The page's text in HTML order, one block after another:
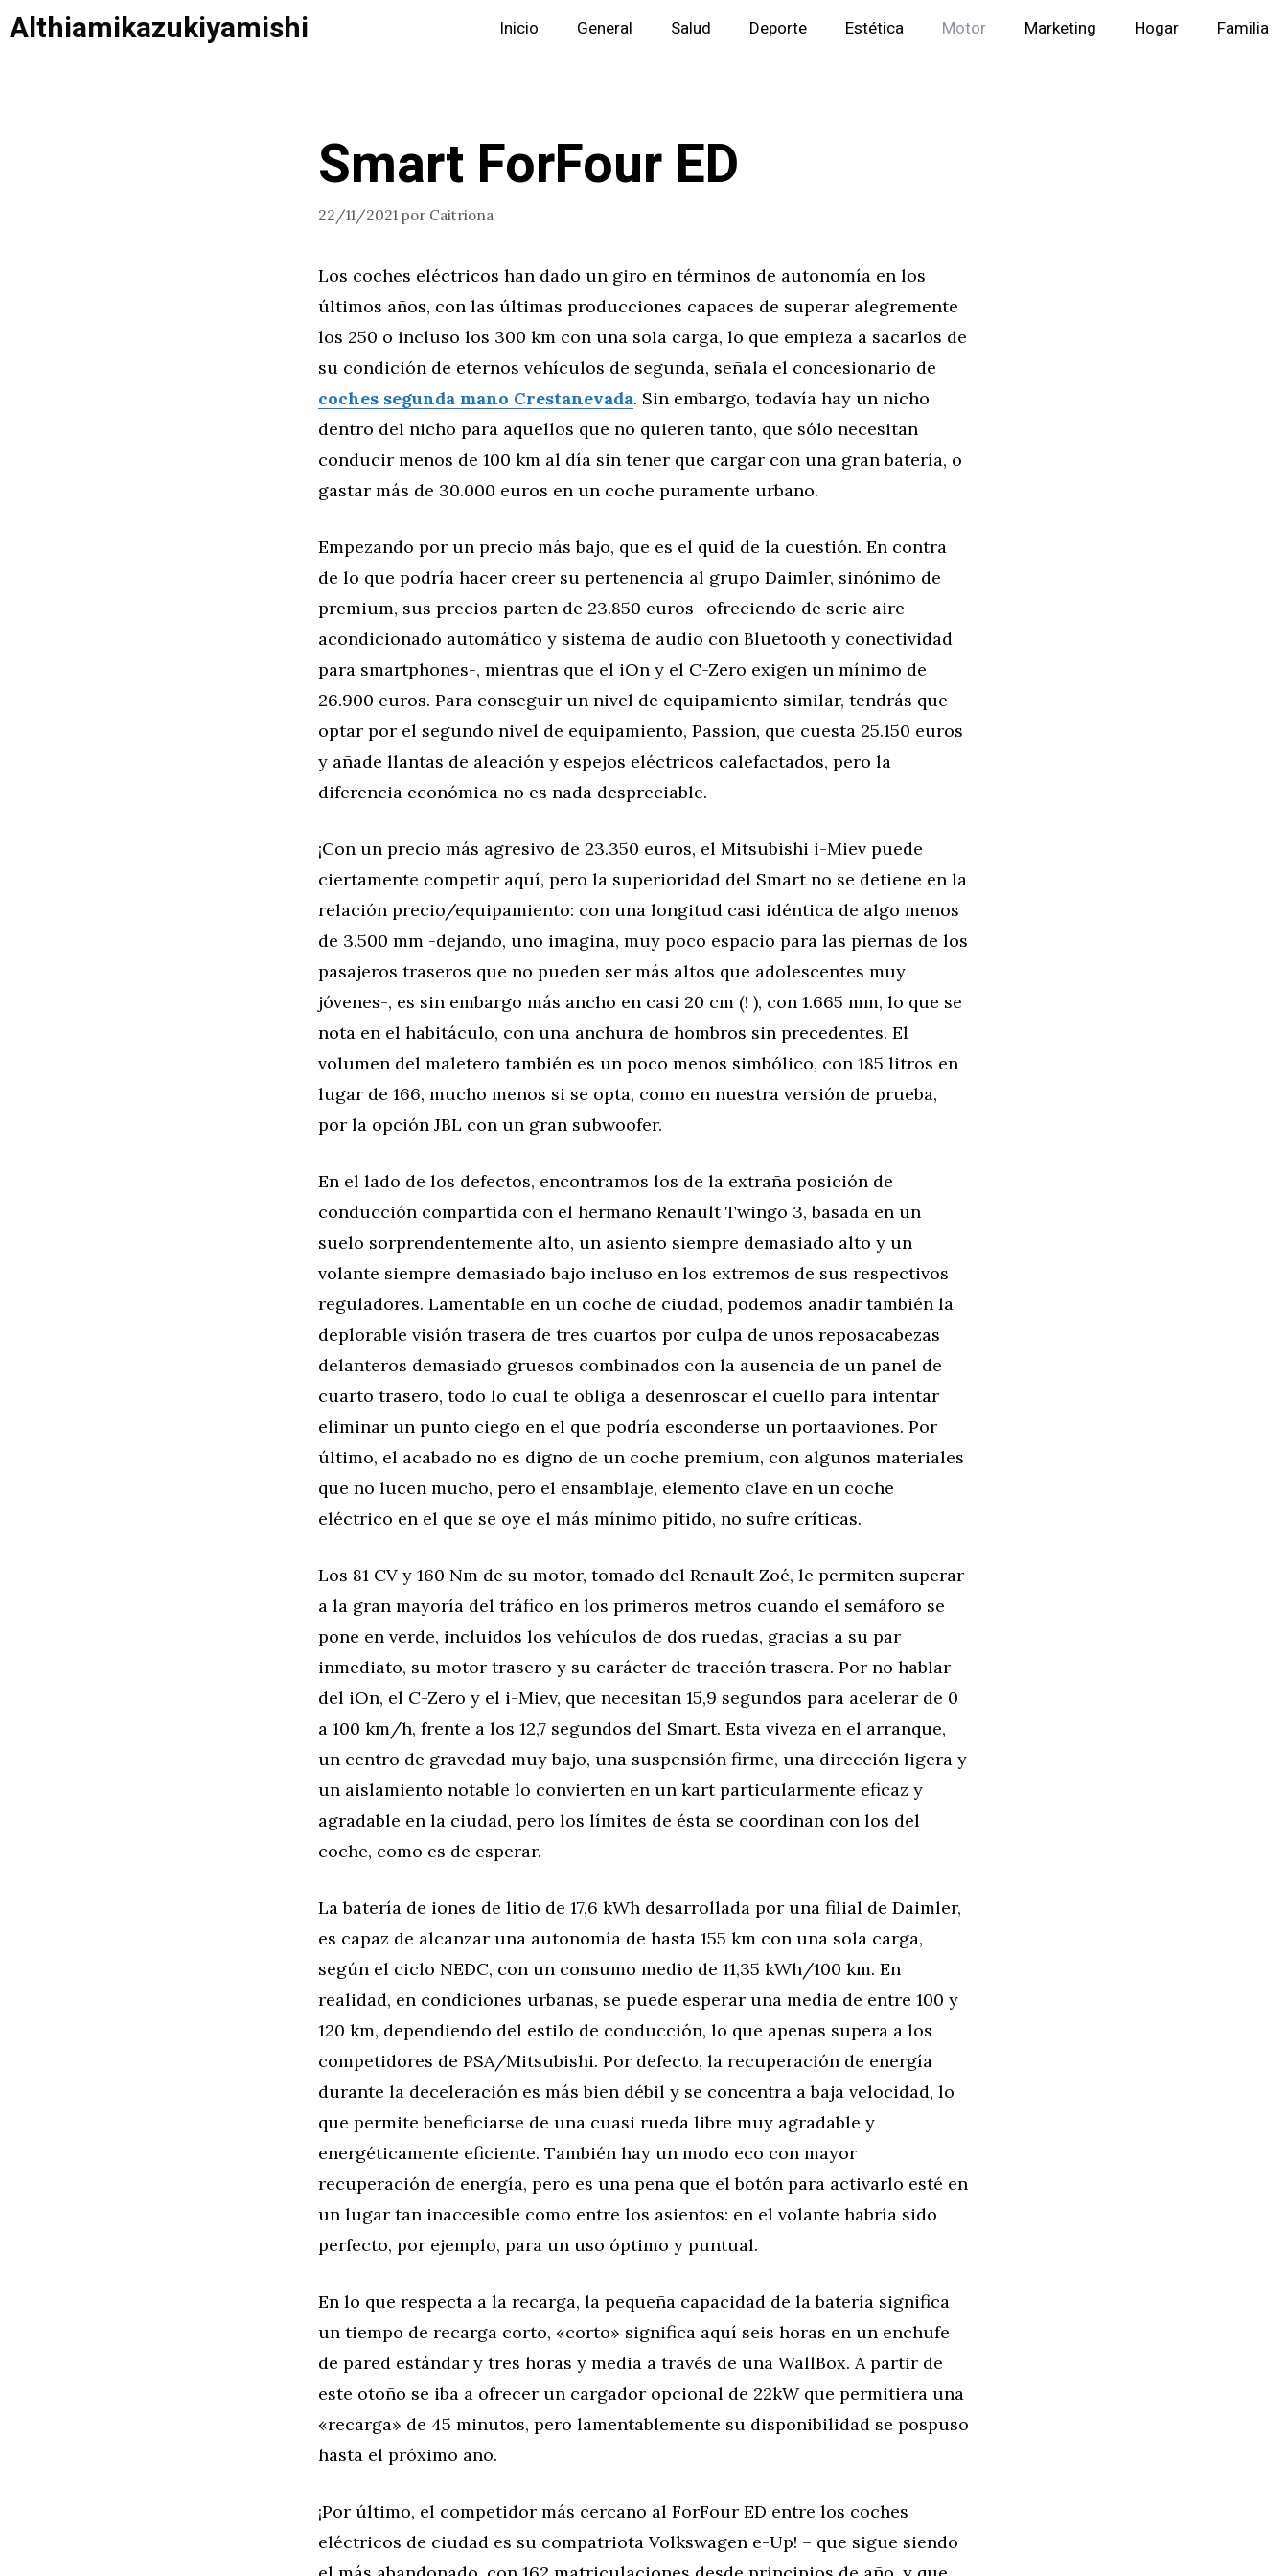
Saltar
alAlthiamikazukiyamishi Inicio General Salud Deporte Estética Motor Marketing Hogar Familia
Smart ForFour ED
22/11/2021 por Caitriona
Los coches eléctricos han dado un giro en términos de autonomía en los
últimos años, con las últimas producciones capaces de superar alegremente
los 250 o incluso los 300 km con una sola carga, lo que empieza a sacarlos de
su condición de eternos vehículos de segunda, señala el concesionario de
coches segunda mano Crestanevada. Sin embargo, todavía hay un nicho
dentro del nicho para aquellos que no quieren tanto, que sólo necesitan
conducir menos de 100 km al día sin tener que cargar con una gran batería, o
gastar más de 30.000 euros en un coche puramente urbano.
Empezando por un precio más bajo, que es el quid de la cuestión. En contra
de lo que podría hacer creer su pertenencia al grupo Daimler, sinónimo de
premium, sus precios parten de 23.850 euros -ofreciendo de serie aire
acondicionado automático y sistema de audio con Bluetooth y conectividad
para smartphones-, mientras que el iOn y el C-Zero exigen un mínimo de
26.900 euros. Para conseguir un nivel de equipamiento similar, tendrás que
optar por el segundo nivel de equipamiento, Passion, que cuesta 25.150 euros
y añade llantas de aleación y espejos eléctricos calefactados, pero la
diferencia económica no es nada despreciable.
¡Con un precio más agresivo de 23.350 euros, el Mitsubishi i-Miev puede
ciertamente competir aquí, pero la superioridad del Smart no se detiene en la
relación precio/equipamiento: con una longitud casi idéntica de algo menos
de 3.500 mm -dejando, uno imagina, muy poco espacio para las piernas de los
pasajeros traseros que no pueden ser más altos que adolescentes muy
jóvenes-, es sin embargo más ancho en casi 20 cm (! ), con 1.665 mm, lo que se
nota en el habitáculo, con una anchura de hombros sin precedentes. El
volumen del maletero también es un poco menos simbólico, con 185 litros en
lugar de 166, mucho menos si se opta, como en nuestra versión de prueba,
por la opción JBL con un gran subwoofer.
En el lado de los defectos, encontramos los de la extraña posición de
conducción compartida con el hermano Renault Twingo 3, basada en un
suelo sorprendentemente alto, un asiento siempre demasiado alto y un
volante siempre demasiado bajo incluso en los extremos de sus respectivos
reguladores. Lamentable en un coche de ciudad, podemos añadir también la
deplorable visión trasera de tres cuartos por culpa de unos reposacabezas
delanteros demasiado gruesos combinados con la ausencia de un panel de
cuarto trasero, todo lo cual te obliga a desenroscar el cuello para intentar
eliminar un punto ciego en el que podría esconderse un portaaviones. Por
último, el acabado no es digno de un coche premium, con algunos materiales
que no lucen mucho, pero el ensamblaje, elemento clave en un coche
eléctrico en el que se oye el más mínimo pitido, no sufre críticas.
Los 81 CV y 160 Nm de su motor, tomado del Renault Zoé, le permiten superar
a la gran mayoría del tráfico en los primeros metros cuando el semáforo se
pone en verde, incluidos los vehículos de dos ruedas, gracias a su par
inmediato, su motor trasero y su carácter de tracción trasera. Por no hablar
del iOn, el C-Zero y el i-Miev, que necesitan 15,9 segundos para acelerar de 0
a 100 km/h, frente a los 12,7 segundos del Smart. Esta viveza en el arranque,
un centro de gravedad muy bajo, una suspensión firme, una dirección ligera y
un aislamiento notable lo convierten en un kart particularmente eficaz y
agradable en la ciudad, pero los límites de ésta se coordinan con los del
coche, como es de esperar.
La batería de iones de litio de 17,6 kWh desarrollada por una filial de Daimler,
es capaz de alcanzar una autonomía de hasta 155 km con una sola carga,
según el ciclo NEDC, con un consumo medio de 11,35 kWh/100 km. En
realidad, en condiciones urbanas, se puede esperar una media de entre 100 y
120 km, dependiendo del estilo de conducción, lo que apenas supera a los
competidores de PSA/Mitsubishi. Por defecto, la recuperación de energía
durante la deceleración es más bien débil y se concentra a baja velocidad, lo
que permite beneficiarse de una cuasi rueda libre muy agradable y
energéticamente eficiente. También hay un modo eco con mayor
recuperación de energía, pero es una pena que el botón para activarlo esté en
un lugar tan inaccesible como entre los asientos: en el volante habría sido
perfecto, por ejemplo, para un uso óptimo y puntual.
En lo que respecta a la recarga, la pequeña capacidad de la batería significa
un tiempo de recarga corto, «corto» significa aquí seis horas en un enchufe
de pared estándar y tres horas y media a través de una WallBox. A partir de
este otoño se iba a ofrecer un cargador opcional de 22kW que permitiera una
«recarga» de 45 minutos, pero lamentablemente su disponibilidad se pospuso
hasta el próximo año.
¡Por último, el competidor más cercano al ForFour ED entre los coches
eléctricos de ciudad es su compatriota Volkswagen e-Up! – que sigue siendo